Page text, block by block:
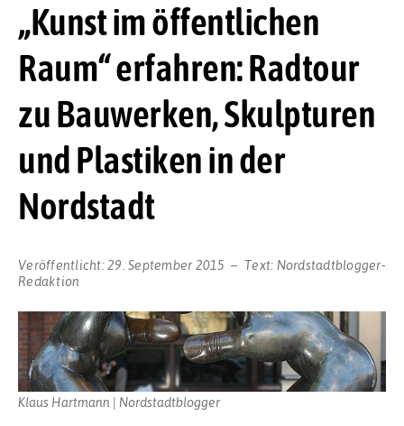
„Kunst im öffentlichen
Raum“ erfahren: Radtour
zu Bauwerken, Skulpturen
und Plastiken in der
Nordstadt
Veröffentlicht:29. September 2015 Text: Nordstadtblogger-
Redaktion
Klaus Hartmann | Nordstadtblogger